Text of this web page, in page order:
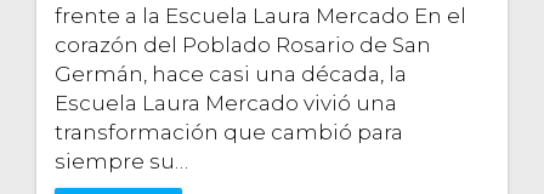
frente a la Escuela Laura Mercado En el
corazón del Poblado Rosario de San
Germán, hace casi una década, la
Escuela Laura Mercado vivió una
transformación que cambió para
siempre su…